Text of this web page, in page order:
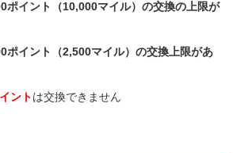
ポイント（10,000マイル）の交換の上限が
ポイント（2,500マイル）の交換上限があ
ントは交換できません